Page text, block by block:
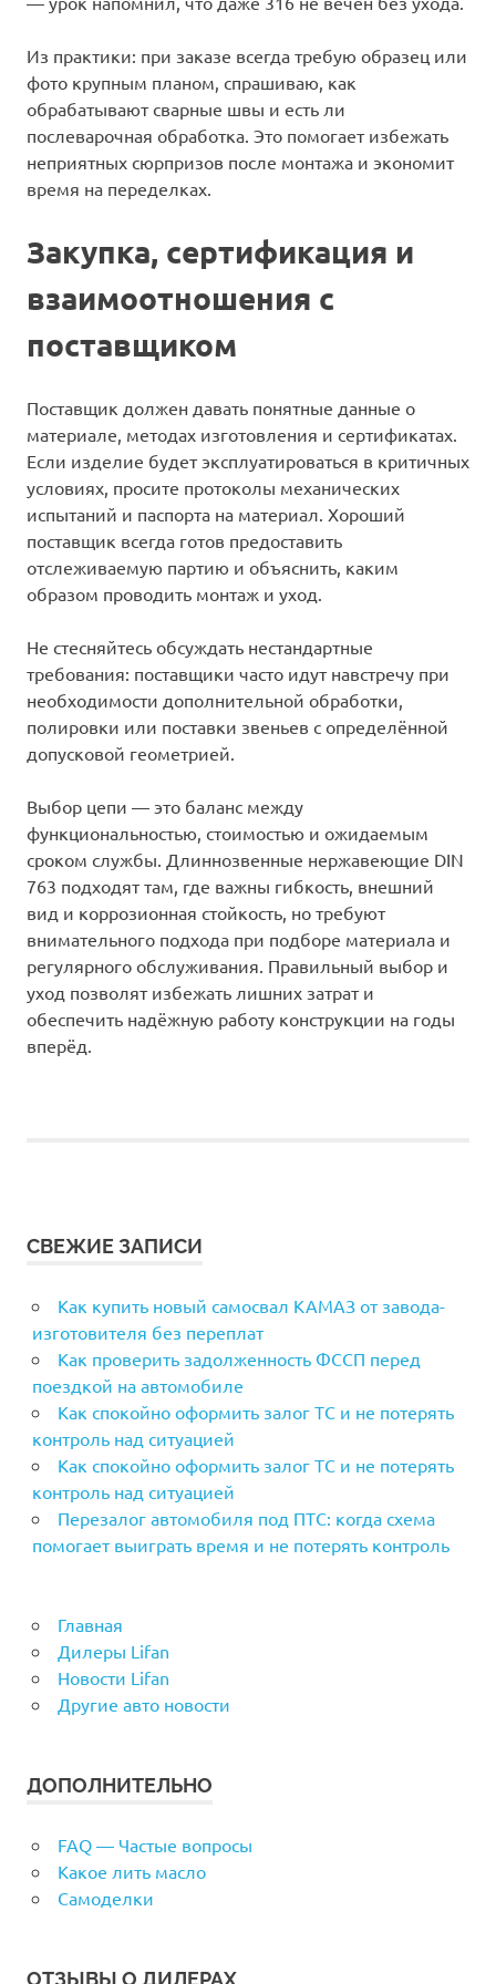
Из практики: при заказе всегда требую образец или
фото крупным планом, спрашиваю, как
обрабатывают сварные швы и есть ли
послеварочная обработка. Это помогает избежать
неприятных сюрпризов после монтажа и экономит
время на переделках.
Закупка, сертификация и
взаимоотношения с
поставщиком
Поставщик должен давать понятные данные о
материале, методах изготовления и сертификатах.
Если изделие будет эксплуатироваться в критичных
условиях, просите протоколы механических
испытаний и паспорта на материал. Хороший
поставщик всегда готов предоставить
отслеживаемую партию и объяснить, каким
образом проводить монтаж и уход.
Не стесняйтесь обсуждать нестандартные
требования: поставщики часто идут навстречу при
необходимости дополнительной обработки,
полировки или поставки звеньев с определённой
допусковой геометрией.
Выбор цепи — это баланс между
функциональностью, стоимостью и ожидаемым
сроком службы. Длиннозвенные нержавеющие DIN
763 подходят там, где важны гибкость, внешний
вид и коррозионная стойкость, но требуют
внимательного подхода при подборе материала и
регулярного обслуживания. Правильный выбор и
уход позволят избежать лишних затрат и
обеспечить надёжную работу конструкции на годы
вперёд.
СВЕЖИЕ ЗАПИСИ
Как купить новый самосвал КАМАЗ от завода-
изготовителя без переплат
Как проверить задолженность ФССП перед
поездкой на автомобиле
Как спокойно оформить залог ТС и не потерять
контроль над ситуацией
Как спокойно оформить залог ТС и не потерять
контроль над ситуацией
Перезалог автомобиля под ПТС: когда схема
помогает выиграть время и не потерять контроль
Главная
Дилеры Lifan
Новости Lifan
Другие авто новости
ДОПОЛНИТЕЛЬНО
FAQ — Частые вопросы
Какое лить масло
Самоделки
ОТЗЫВЫ О ДИЛЕРАХ